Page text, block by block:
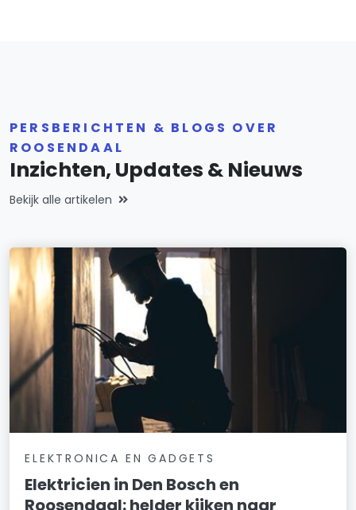
PERSBERICHTEN & BLOGS OVER
ROOSENDAAL
Inzichten, Updates & Nieuws
Bekijk alle artikelen
ELEKTRONICA EN GADGETS
Elektricien in Den Bosch en
Roosendaal: helder kijken naar